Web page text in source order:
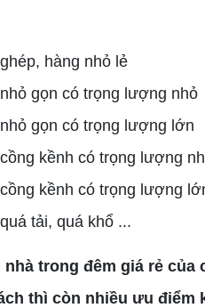
hàng nhỏ lẻ
gọn có trọng lượng nhỏ
gọn có trọng lượng lớn
kềnh có trọng lượng
kềnh có trọng lượng
tải, quá khổ ...
nhà trong đêm giá rẻ
thì còn nhiều ưu điểm